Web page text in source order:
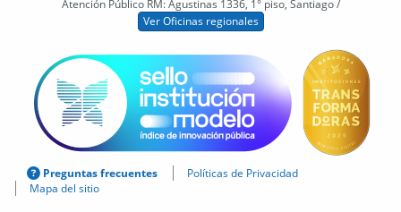
Atención Público RM: Agustinas 1336, 1° piso, Santiago /
Ver Oficinas regionales
Preguntas frecuentes
Políticas de Privacidad
Mapa del sitio